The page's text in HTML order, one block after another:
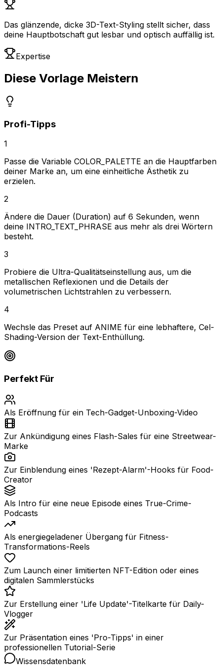
Das glänzende, dicke 3D-Text-Styling stellt sicher, dass
deine Hauptbotschaft gut lesbar und optisch auffällig ist.
Expertise
Diese Vorlage Meistern
Profi-Tipps
1
Passe die Variable COLOR_PALETTE an die Hauptfarben
deiner Marke an, um eine einheitliche Ästhetik zu
erzielen.
2
Ändere die Dauer (Duration) auf 6 Sekunden, wenn
deine INTRO_TEXT_PHRASE aus mehr als drei Wörtern
besteht.
3
Probiere die Ultra-Qualitätseinstellung aus, um die
metallischen Reflexionen und die Details der
volumetrischen Lichtstrahlen zu verbessern.
4
Wechsle das Preset auf ANIME für eine lebhaftere, Cel-
Shading-Version der Text-Enthüllung.
Perfekt Für
Als Eröffnung für ein Tech-Gadget-Unboxing-Video
Zur Ankündigung eines Flash-Sales für eine Streetwear-
Marke
Zur Einblendung eines 'Rezept-Alarm'-Hooks für Food-
Creator
Als Intro für eine neue Episode eines True-Crime-
Podcasts
Als energiegeladener Übergang für Fitness-
Transformations-Reels
Zum Launch einer limitierten NFT-Edition oder eines
digitalen Sammlerstücks
Zur Erstellung einer 'Life Update'-Titelkarte für Daily-
Vlogger
Zur Präsentation eines 'Pro-Tipps' in einer
professionellen Tutorial-Serie
Wissensdatenbank